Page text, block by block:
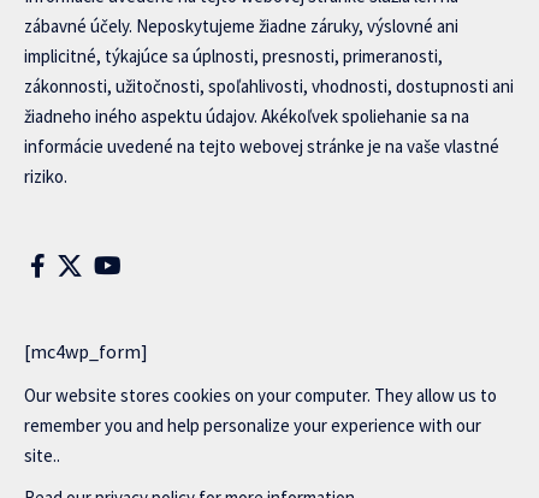
zábavné účely. Neposkytujeme žiadne záruky, výslovné ani
implicitné, týkajúce sa úplnosti, presnosti, primeranosti,
zákonnosti, užitočnosti, spoľahlivosti, vhodnosti, dostupnosti ani
žiadneho iného aspektu údajov. Akékoľvek spoliehanie sa na
informácie uvedené na tejto webovej stránke je na vaše vlastné
riziko.
[mc4wp_form]
Our website stores cookies on your computer. They allow us to
remember you and help personalize your experience with our
site..